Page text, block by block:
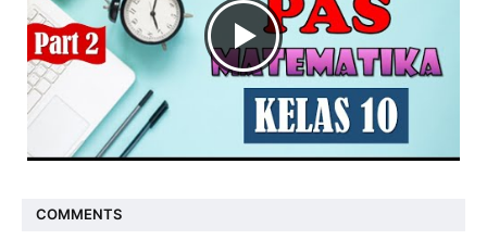
COMMENTS